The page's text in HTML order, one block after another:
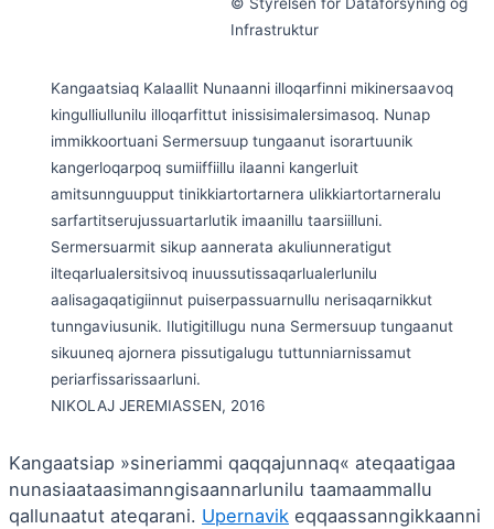
© Styrelsen for Dataforsyning og
Infrastruktur
Kangaatsiaq Kalaallit Nunaanni illoqarfinni mikinersaavoq
kingulliullunilu illoqarfittut inissisimalersimasoq. Nunap
immikkoortuani Sermersuup tungaanut isorartuunik
kangerloqarpoq sumiiffiillu ilaanni kangerluit
amitsunnguupput tinikkiartortarnera ulikkiartortarneralu
sarfartitserujussuartarlutik imaanillu taarsiilluni.
Sermersuarmit sikup aannerata akuliunneratigut
ilteqarlualersitsivoq inuussutissaqarlualerlunilu
aalisagaqatigiinnut puiserpassuarnullu nerisaqarnikkut
tunngaviusunik. Ilutigitillugu nuna Sermersuup tungaanut
sikuuneq ajornera pissutigalugu tuttunniarnissamut
periarfissarissaarluni.
NIKOLAJ JEREMIASSEN, 2016
Kangaatsiap »sineriammi qaqqajunnaq« ateqaatigaa
nunasiaataasimanngisaannarlunilu taamaammallu
qallunaatut ateqarani. Upernavik eqqaassanngikkaanni